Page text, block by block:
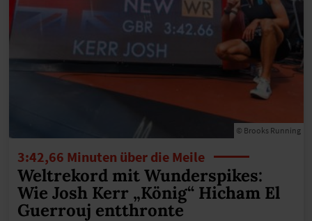
© Brooks Running
3:42,66 Minuten über die Meile
Weltrekord mit Wunderspikes:
Wie Josh Kerr „König“ Hicham El
Guerrouj entthronte